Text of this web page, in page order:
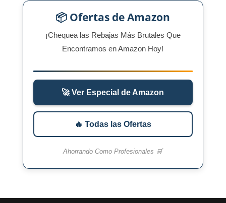
📦 Ofertas de Amazon
¡Chequea las Rebajas Más Brutales Que
Encontramos en Amazon Hoy!
🚀 Ver Especial de Amazon
🔥 Todas las Ofertas
Ahorrando Como Profesionales 🛒